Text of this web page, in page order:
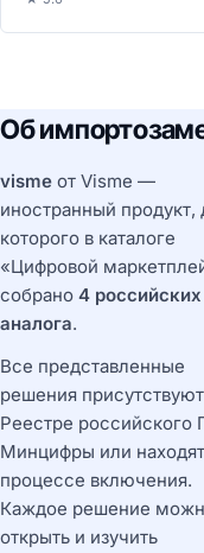
Об
visme от Visme —
иностранный продукт,
которого в каталоге
«Цифровой
собрано 4 российских
аналога.
Все представленные
решения
Реестре российского
Минцифры или
процессе включения.
Каждое решение
открыть и изучить